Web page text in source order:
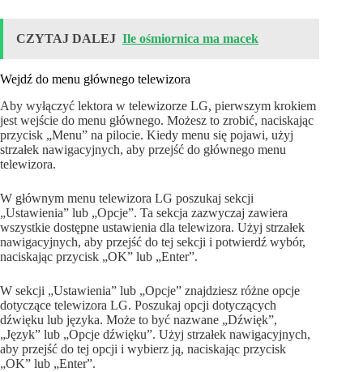
CZYTAJ DALEJ Ile ośmiornica ma macek
Wejdź do menu głównego telewizora
Aby wyłączyć lektora w telewizorze LG, pierwszym krokiem
jest wejście do menu głównego. Możesz to zrobić, naciskając
przycisk „Menu” na pilocie. Kiedy menu się pojawi, użyj
strzałek nawigacyjnych, aby przejść do głównego menu
telewizora.
W głównym menu telewizora LG poszukaj sekcji
„Ustawienia” lub „Opcje”. Ta sekcja zazwyczaj zawiera
wszystkie dostępne ustawienia dla telewizora. Użyj strzałek
nawigacyjnych, aby przejść do tej sekcji i potwierdź wybór,
naciskając przycisk „OK” lub „Enter”.
W sekcji „Ustawienia” lub „Opcje” znajdziesz różne opcje
dotyczące telewizora LG. Poszukaj opcji dotyczących
dźwięku lub języka. Może to być nazwane „Dźwięk”,
„Język” lub „Opcje dźwięku”. Użyj strzałek nawigacyjnych,
aby przejść do tej opcji i wybierz ją, naciskając przycisk
„OK” lub „Enter”.